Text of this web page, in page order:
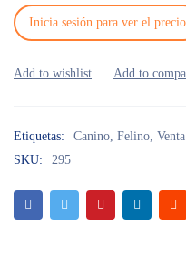
Inicia sesión para ver el precio
Etiquetas: Canino, Felino,
SKU:
295